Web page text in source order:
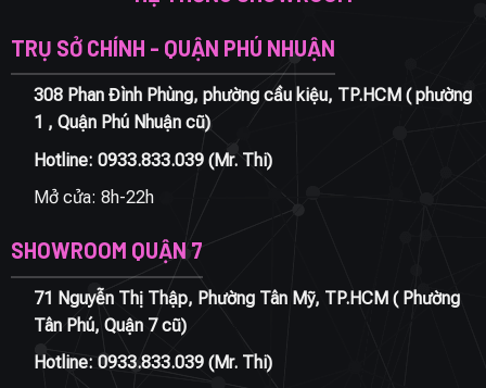
TRỤ SỞ CHÍNH - QUẬN PHÚ NHUẬN
308 Phan Đình Phùng, phường cầu kiệu, TP.HCM ( phường
1 , Quận Phú Nhuận cũ)
Hotline: 0933.833.039(Mr. Thi)
Mở cửa: 8h-22h
SHOWROOM QUẬN 7
71 Nguyễn Thị Thập, Phường Tân Mỹ, TP.HCM ( Phường
Tân Phú, Quận 7 cũ)
Hotline: 0933.833.039(Mr. Thi)